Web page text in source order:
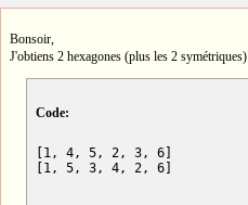
Bonsoir,
J'obtiens 2 hexagones (plus les 2 symétriques)
Code:
[1, 4, 5, 2, 3, 6]
[1, 5, 3, 4, 2, 6]